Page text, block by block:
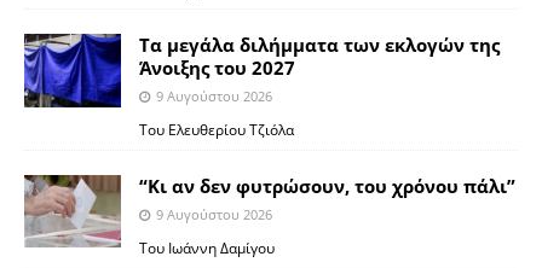
Τα μεγάλα διλήμματα των εκλογών της
Άνοιξης του 2027
9 Αυγούστου 2026
Του Ελευθερίου Τζιόλα
“Κι αν δεν φυτρώσουν, του χρόνου πάλι”
9 Αυγούστου 2026
Toυ Ιωάννη Δαμίγου